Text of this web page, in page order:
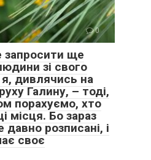
0
запросити ще
зі свого
дивлячись на
Галину, – тоді,
порахуємо, хто
місця. Бо зараз
розписані, і
своє